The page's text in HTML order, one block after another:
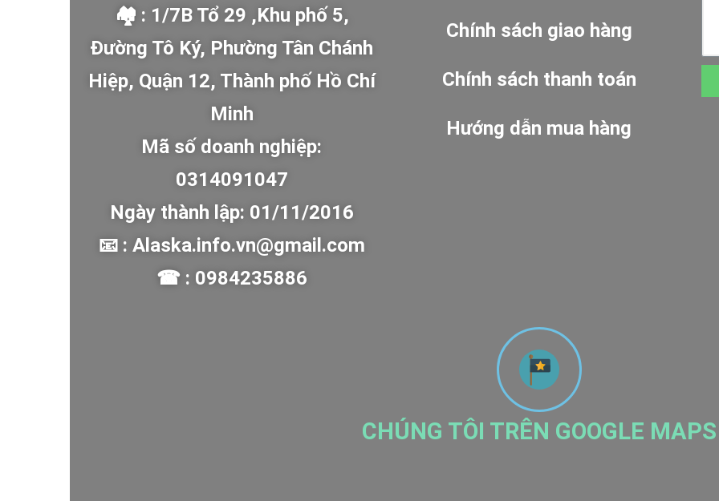
🏘 : 1/7B Tổ 29 ,Khu phố 5,
Đường Tô Ký, Phường Tân Chánh
Hiệp, Quận 12, Thành phố Hồ Chí
Minh
Mã số doanh nghiệp:
0314091047
Ngày thành lập: 01/11/2016
📧 : Alaska.info.vn@gmail.com
☎ : 0984235886
Chính sách giao hàng
Chính sách thanh toán
Hướng dẫn mua hàng
CHÚNG TÔI TRÊN GOOGLE MAPS